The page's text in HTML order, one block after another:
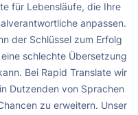
für Lebensläufe, die Ihre
anpassen.
der Schlüssel zum Erfolg
schlechte Übersetzung
Bei Rapid Translate wir
Dutzenden von Sprachen
zu erweitern. Unser